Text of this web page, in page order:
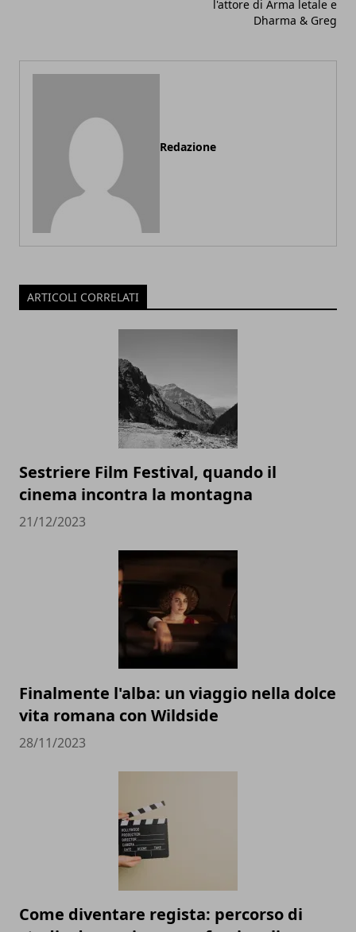
l'attore di Arma letale e
Dharma & Greg
Redazione
ARTICOLI CORRELATI
Sestriere Film Festival, quando il
cinema incontra la montagna
21/12/2023
Finalmente l'alba: un viaggio nella dolce
vita romana con Wildside
28/11/2023
Come diventare regista: percorso di